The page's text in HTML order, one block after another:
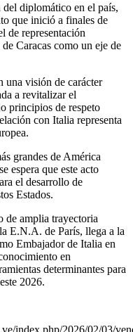
diplomático en el país,
que inició a finales de
de representación
Caracas como un eje de
una visión de carácter
a revitalizar el
principios de respeto
con Italia representa
grandes de América
espera que este acto
el desarrollo de
Estados.
amplia trayectoria
E.N.A. de París, llega a la
Embajador de Italia en
en
determinantes para
2026.
index.php/2026/02/03/